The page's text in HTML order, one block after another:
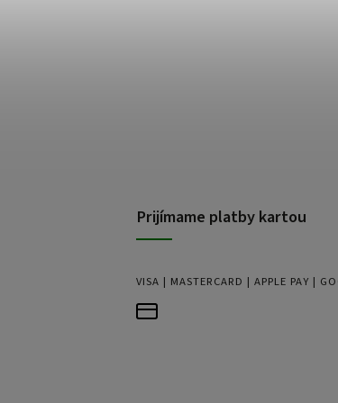
Prijímame platby kartou
VISA | MASTERCARD | APPLE PAY |